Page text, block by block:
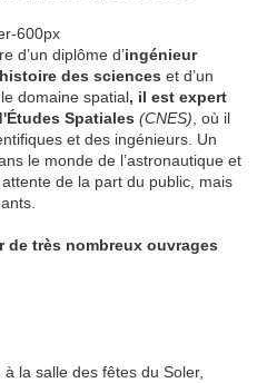
d’un diplôme d’ingénieur
des sciences et d’un
le domaine spatial, il est expert
Spatiales (CNES) , où il
et des ingénieurs. Un
le monde de l’astronautique et
de la part du public, mais
très nombreux ouvrages
à la salle des fêtes du Soler,